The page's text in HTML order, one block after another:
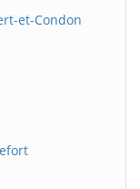
et-Condon